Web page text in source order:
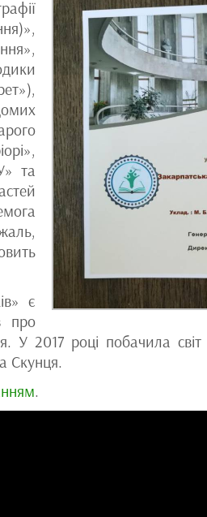
та
є
про
У 2017 році побачила
Скунця.
.